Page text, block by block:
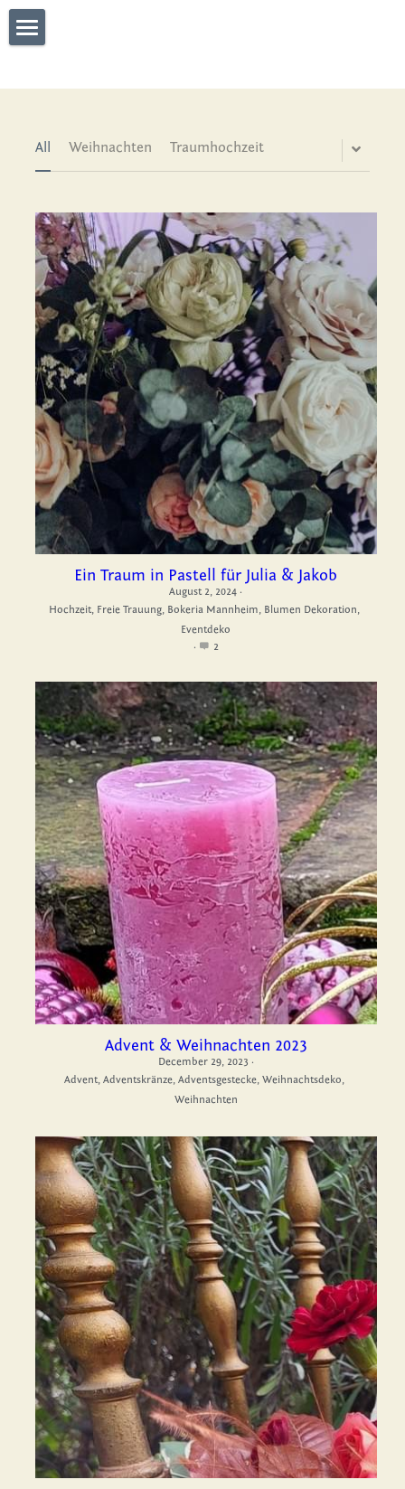
Who We are
WHO'S TALKING
what they say
Blog
Partners
Contact
Impressum
Datenschutz
Facebook
Instagram
Pinterest
All Weihnachten Traumhochzeit
Ein Traum in Pastell für Julia & Jakob
August 2, 2024 ·
Hochzeit, Freie Trauung, Bokeria Mannheim, Blumen Dekoration,
Eventdeko
·
2
Advent & Weihnachten 2023
December 29, 2023 ·
Advent, Adventskränze, Adventsgestecke, Weihnachtsdeko,
Weihnachten